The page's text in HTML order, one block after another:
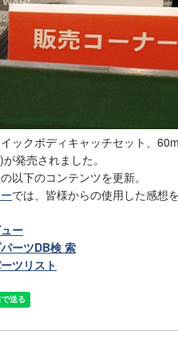
ックボディキャッチセット、
発売されました。
以下のコンテンツを更新。
では、皆様からの使用した感想
ー
ーツDB検 索
ツリスト